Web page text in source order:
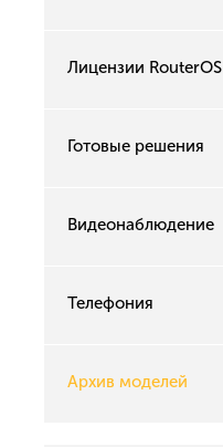
Лицензии RouterOS
Готовые решения
Видеонаблюдение
Телефония
Архив моделей